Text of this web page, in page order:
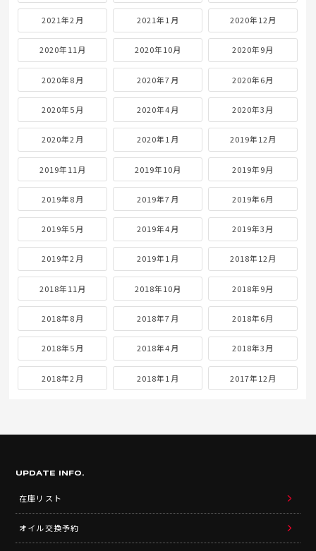
2021年2月 2021年1月 2020年12月
2020年11月 2020年10月 2020年9月
2020年8月 2020年7月 2020年6月
2020年5月 2020年4月 2020年3月
2020年2月 2020年1月 2019年12月
2019年11月 2019年10月 2019年9月
2019年8月 2019年7月 2019年6月
2019年5月 2019年4月 2019年3月
2019年2月 2019年1月 2018年12月
2018年11月 2018年10月 2018年9月
2018年8月 2018年7月 2018年6月
2018年5月 2018年4月 2018年3月
2018年2月 2018年1月 2017年12月
UPDATE INFO.
在庫リスト
オイル交換予約